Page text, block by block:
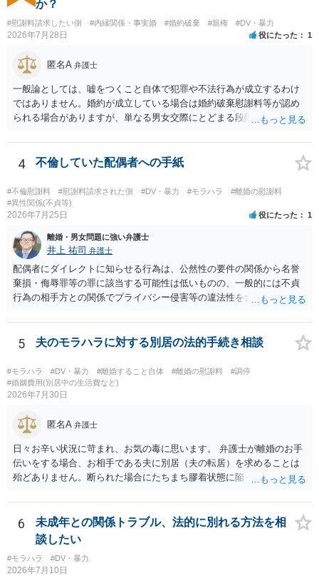
か？
#慰謝料請求したい側 #内縁関係・事実婚 #婚約破棄 #親権 #DV・暴力
2026年7月28日 役にたった 1
匿名A 弁護士
一般論としては、嘘をつくこと自体で犯罪や不法行為が成立するわけ
ではありません。婚約が成立している場合は婚約破棄慰謝料等が認め
られる場合がありますが、単なる男女交際にとどまる段階の場合、独
慰謝料は生じないことが多いと思われます。 お怒りはごもっともです
が、仮に交際を進めたとしても後に相手を信頼できなくなる可能性が
高かったということですので、むしろ結婚しなくてよかったと割り切
って、交際を終わらせるのがよいと思います。
4 不倫していた配偶者への手紙
#不倫慰謝料 #慰謝料請求された側 #DV・暴力 #モラハラ
#離婚の慰謝料
#異性関係(不貞等)
2026年7月25日 役にたった 1
離婚・男女問題に強い弁護士
井上 祐司 弁護士
配偶者にダイレクトに知らせる行為は、公然性の要件の関係から名誉
棄損・侮辱罪等の罪に該当する可能性は低いものの、一般的には不貞
行為の相手方との関係でプライバシー侵害等の違法性を含む行為で
ため、弁護士としては推奨しないことが一般的かと思います。
5 夫のモラハラに対する別居の法的手続き相談
#モラハラ #DV・暴力 #離婚すること自体 #離婚の慰謝料
#調停
#婚姻費用(別居中の生活費など)
2026年7月30日
匿名A 弁護士
日々お辛い状況に苛まれ、お気の毒に思います。 弁護士が離婚のお手
伝いをする場合、お相手である夫に別居（夫の転居）を求めることは
殆どありません。断られた場合にたちまち膠着状態に陥ってしまうの
高いためです。 実務的には、ご相談者さまが転居する形で離婚協議等
を進める選択を採らざるを得ないことが圧倒的多数です。
6
未成年との関係トラブル、法的に別れる方法を相
談したい
#モラハラ #DV・暴力
2026年7月10日